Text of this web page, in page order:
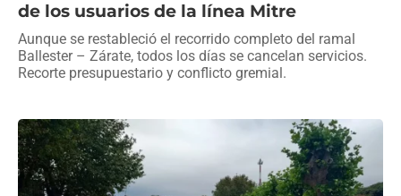
de los usuarios de la línea Mitre
Aunque se restableció el recorrido completo del ramal
Ballester – Zárate, todos los días se cancelan servicios.
Recorte presupuestario y conflicto gremial.